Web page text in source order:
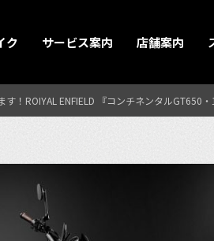
ク サービス案内 店舗案内
！ROIYAL ENFIELD 『コンチネンタルGT650